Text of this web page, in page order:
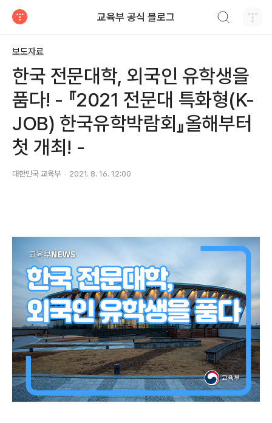
교육부 공식 블로그
보도자료
한국 전문대학, 외국인 유학생을
품다! - 『2021 전문대 특화형(K-
JOB) 한국유학박람회』올해부터
첫 개최! -
대한민국 교육부 2021. 8. 16. 12:00